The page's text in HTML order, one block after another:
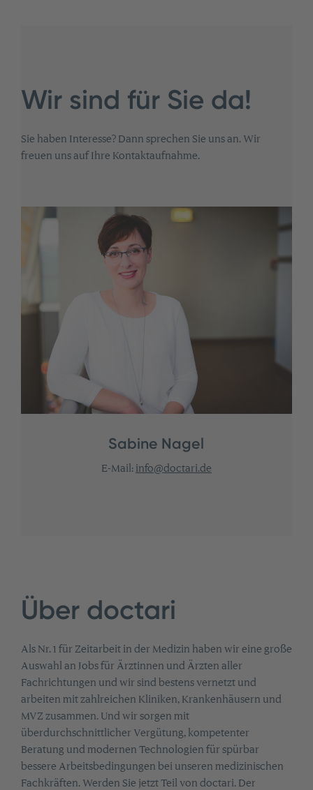
Wir sind für Sie da!
Sie haben Interesse? Dann sprechen Sie uns an. Wir
freuen uns auf Ihre Kontaktaufnahme.
Sabine Nagel
E-Mail: info@doctari.de
Über doctari
Als Nr. 1 für Zeitarbeit in der Medizin haben wir eine große
Auswahl an Jobs für Ärztinnen und Ärzten aller
Fachrichtungen und wir sind bestens vernetzt und
arbeiten mit zahlreichen Kliniken, Krankenhäusern und
MVZ zusammen. Und wir sorgen mit
überdurchschnittlicher Vergütung, kompetenter
Beratung und modernen Technologien für spürbar
bessere Arbeitsbedingungen bei unseren medizinischen
Fachkräften. Werden Sie jetzt Teil von doctari. Der